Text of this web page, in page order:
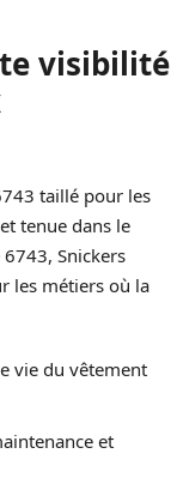
visibilité
taillé pour les
tenue dans le
Snickers
les métiers où la
vie du vêtement
et